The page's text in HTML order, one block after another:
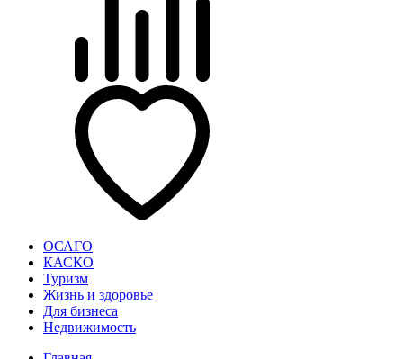
ОСАГО
КАСКО
Туризм
Жизнь и здоровье
Для бизнеса
Недвижимость